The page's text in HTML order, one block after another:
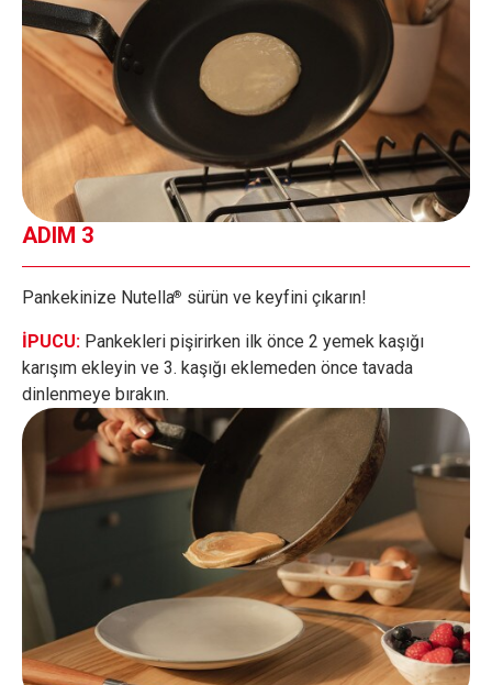
ADIM 3
Pankekinize Nutella® sürün ve keyfini çıkarın!
İPUCU: Pankekleri pişirirken ilk önce 2 yemek kaşığı
karışım ekleyin ve 3. kaşığı eklemeden önce tavada
dinlenmeye bırakın.